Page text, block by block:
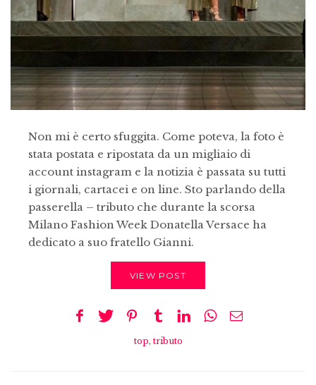
Non mi è certo sfuggita. Come poteva, la foto è
stata postata e ripostata da un migliaio di
account instagram e la notizia è passata su tutti
i giornali, cartacei e on line. Sto parlando della
passerella – tributo che durante la scorsa
Milano Fashion Week Donatella Versace ha
dedicato a suo fratello Gianni.
VIEW POST
top, tributo